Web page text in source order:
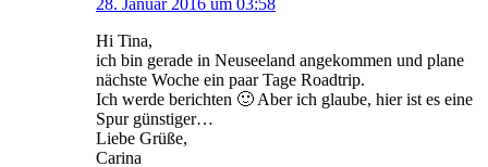
28. Januar 2016 um 03:58
Hi Tina,
ich bin gerade in Neuseeland angekommen und plane
nächste Woche ein paar Tage Roadtrip.
Ich werde berichten 🙂 Aber ich glaube, hier ist es eine
Spur günstiger…
Liebe Grüße,
Carina